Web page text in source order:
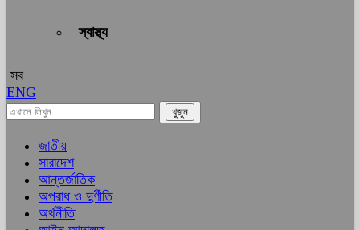
স্বাস্থ্য
সব
ENG
জাতীয়
সারাদেশ
আন্তর্জাতিক
অপরাধ ও দুর্ণীতি
অর্থনীতি